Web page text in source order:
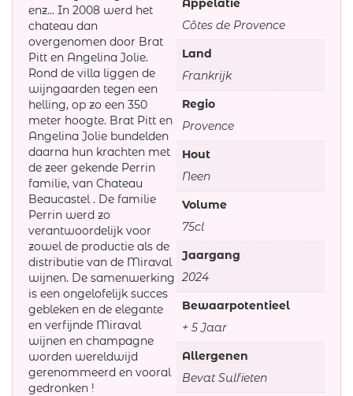
enz… In 2008 werd het
chateau dan
overgenomen door Brat
Pitt en Angelina Jolie.
Rond de villa liggen de
wijngaarden tegen een
helling, op zo een 350
meter hoogte. Brat Pitt en
Angelina Jolie bundelden
daarna hun krachten met
de zeer gekende Perrin
familie, van Chateau
Beaucastel . De familie
Perrin werd zo
verantwoordelijk voor
zowel de productie als de
distributie van de Miraval
wijnen. De samenwerking
is een ongelofelijk succes
gebleken en de elegante
en verfijnde Miraval
wijnen en champagne
worden wereldwijd
gerenommeerd en vooral
gedronken !
Appelatie
Côtes de Provence
Land
Frankrijk
Regio
Provence
Hout
Neen
Volume
75cl
Jaargang
2024
Bewaarpotentieel
+ 5 Jaar
Allergenen
Bevat Sulfieten